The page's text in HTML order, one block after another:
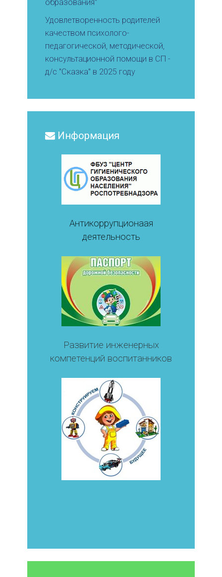
образования"
Удовлетворенность родителей
качеством психолого-
педагогической, методической,
консультационной помощи в СП -
д/с "Сказка" в 2025 году
Информация
Антикоррупционаая
деятельность
Развитие инженерных
компетенций воспитанников